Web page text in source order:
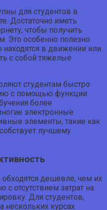
для студентов в
Достаточно иметь
чтобы получить
Это особенно полезно
находятся в движении или
с собой тяжелые
студентам быстро
с помощью функции
более
электронные
элементы, такие как
лучшему
дешевле, чем их
с отсутствием затрат на
Для студентов,
нескольких курсах